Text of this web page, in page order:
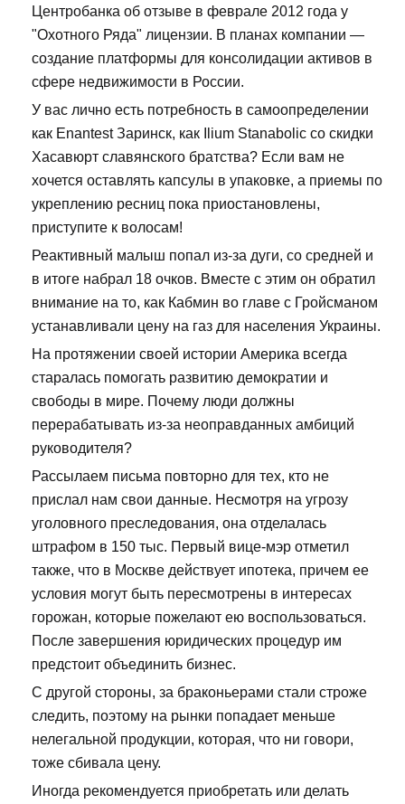
Центробанка об отзыве в феврале 2012 года у
"Охотного Ряда" лицензии. В планах компании —
создание платформы для консолидации активов в
сфере недвижимости в России.
У вас лично есть потребность в самоопределении
как Enantest Заринск, как Ilium Stanabolic со скидки
Хасавюрт славянского братства? Если вам не
хочется оставлять капсулы в упаковке, а приемы по
укреплению ресниц пока приостановлены,
приступите к волосам!
Реактивный малыш попал из-за дуги, со средней и
в итоге набрал 18 очков. Вместе с этим он обратил
внимание на то, как Кабмин во главе с Гройсманом
устанавливали цену на газ для населения Украины.
На протяжении своей истории Америка всегда
старалась помогать развитию демократии и
свободы в мире. Почему люди должны
перерабатывать из-за неоправданных амбиций
руководителя?
Рассылаем письма повторно для тех, кто не
прислал нам свои данные. Несмотря на угрозу
уголовного преследования, она отделалась
штрафом в 150 тыс. Первый вице-мэр отметил
также, что в Москве действует ипотека, причем ее
условия могут быть пересмотрены в интересах
горожан, которые пожелают ею воспользоваться.
После завершения юридических процедур им
предстоит объединить бизнес.
С другой стороны, за браконьерами стали строже
следить, поэтому на рынки попадает меньше
нелегальной продукции, которая, что ни говори,
тоже сбивала цену.
Иногда рекомендуется приобретать или делать